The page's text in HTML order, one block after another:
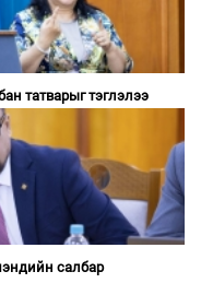
татварыг тэглэлээ
салбар